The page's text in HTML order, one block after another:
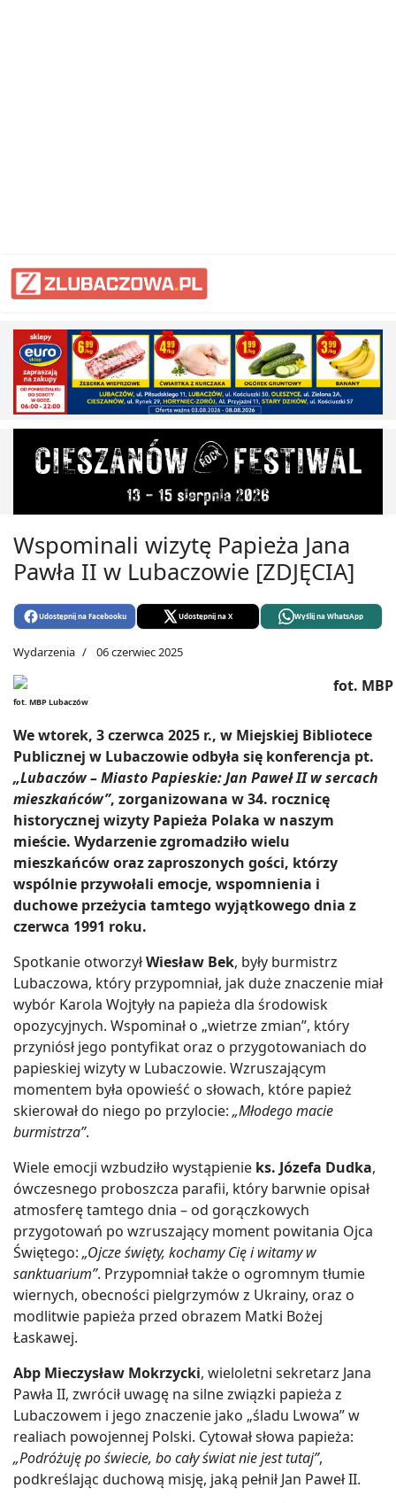
Wspominali wizytę Papieża Jana
Pawła II w Lubaczowie [ZDJĘCIA]
Udostępnij na Facebooku Udostępnij na X Wyślij na WhatsApp
Wydarzenia 06 czerwiec 2025
fot. MBP Lubaczów
We wtorek, 3 czerwca 2025 r., w Miejskiej Bibliotece
Publicznej w Lubaczowie odbyła się konferencja pt.
„Lubaczów – Miasto Papieskie: Jan Paweł II w sercach
mieszkańców”, zorganizowana w 34. rocznicę
historycznej wizyty Papieża Polaka w naszym
mieście. Wydarzenie zgromadziło wielu
mieszkańców oraz zaproszonych gości, którzy
wspólnie przywołali emocje, wspomnienia i
duchowe przeżycia tamtego wyjątkowego dnia z
czerwca 1991 roku.
Spotkanie otworzyłWiesław Bek, były burmistrz
Lubaczowa, który przypomniał, jak duże znaczenie miał
wybór Karola Wojtyły na papieża dla środowisk
opozycyjnych. Wspominał o „wietrze zmian”, który
przyniósł jego pontyfikat oraz o przygotowaniach do
papieskiej wizyty w Lubaczowie. Wzruszającym
momentem była opowieść o słowach, które papież
skierował do niego po przylocie: „Młodego macie
burmistrza”.
Wiele emocji wzbudziło wystąpienie ks. Józefa Dudka,
ówczesnego proboszcza parafii, który barwnie opisał
atmosferę tamtego dnia – od gorączkowych
przygotowań po wzruszający moment powitania Ojca
Świętego: „Ojcze święty, kochamy Cię i witamy w
sanktuarium”. Przypomniał także o ogromnym tłumie
wiernych, obecności pielgrzymów z Ukrainy, oraz o
modlitwie papieża przed obrazem Matki Bożej
Łaskawej.
Abp Mieczysław Mokrzycki, wieloletni sekretarz Jana
Pawła II, zwrócił uwagę na silne związki papieża z
Lubaczowem i jego znaczenie jako „śladu Lwowa” w
realiach powojennej Polski. Cytował słowa papieża:
„Podróżuję po świecie, bo cały świat nie jest tutaj”,
podkreślając duchową misję, jaką pełnił Jan Paweł II.